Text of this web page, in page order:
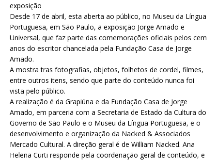
exposição
Desde 17 de abril, esta aberta ao público, no Museu da Língua
Portuguesa, em São Paulo, a exposição Jorge Amado e
Universal, que faz parte das comemorações oficiais pelos cem
anos do escritor chancelada pela Fundação Casa de Jorge
Amado.
A mostra tras fotografias, objetos, folhetos de cordel, filmes,
entre outros itens, sendo que parte do conteúdo nunca foi
vista pelo público.
A realização é da Grapiúna e da Fundação Casa de Jorge
Amado, em parceria com a Secretaria de Estado da Cultura do
Governo de São Paulo e o Museu da Língua Portuguesa, e o
desenvolvimento e organização da Nacked & Associados
Mercado Cultural. A direção geral é de William Nacked. Ana
Helena Curti responde pela coordenação geral de conteúdo, e